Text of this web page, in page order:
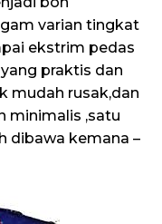
varian tingkat
ekstrim pedas
praktis dan
mudah rusak,dan
minimalis ,satu
dibawa kemana –